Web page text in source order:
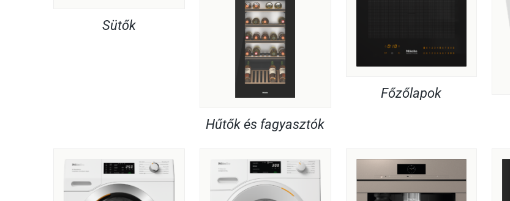
Sütők
Hűtők és fagyasztók
Főzőlapok